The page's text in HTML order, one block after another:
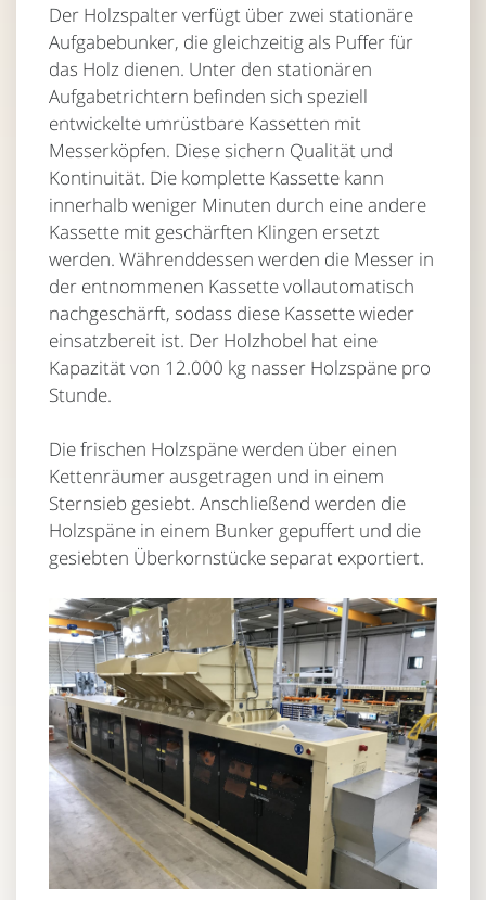
Der Holzspalter verfügt über zwei stationäre
Aufgabebunker, die gleichzeitig als Puffer für
das Holz dienen. Unter den stationären
Aufgabetrichtern befinden sich speziell
entwickelte umrüstbare Kassetten mit
Messerköpfen. Diese sichern Qualität und
Kontinuität. Die komplette Kassette kann
innerhalb weniger Minuten durch eine andere
Kassette mit geschärften Klingen ersetzt
werden. Währenddessen werden die Messer in
der entnommenen Kassette vollautomatisch
nachgeschärft, sodass diese Kassette wieder
einsatzbereit ist. Der Holzhobel hat eine
Kapazität von 12.000 kg nasser Holzspäne pro
Stunde.
Die frischen Holzspäne werden über einen
Kettenräumer ausgetragen und in einem
Sternsieb gesiebt. Anschließend werden die
Holzspäne in einem Bunker gepuffert und die
gesiebten Überkornstücke separat exportiert.